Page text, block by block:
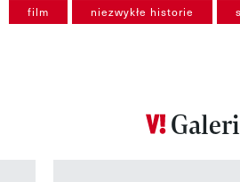
film niezwykłe historie